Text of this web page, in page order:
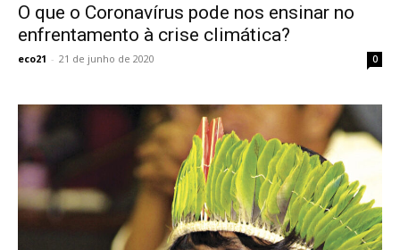
O que o Coronavírus pode nos ensinar no
enfrentamento à crise climática?
eco21 - 21 de junho de 2020 0